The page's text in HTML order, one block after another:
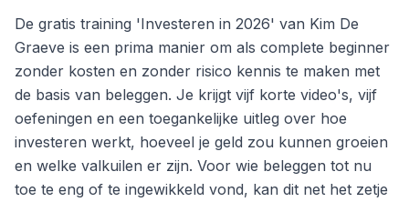
De gratis training 'Investeren in 2026' van Kim De
Graeve is een prima manier om als complete beginner
zonder kosten en zonder risico kennis te maken met
de basis van beleggen. Je krijgt vijf korte video's, vijf
oefeningen en een toegankelijke uitleg over hoe
investeren werkt, hoeveel je geld zou kunnen groeien
en welke valkuilen er zijn. Voor wie beleggen tot nu
toe te eng of te ingewikkeld vond, kan dit net het zetje